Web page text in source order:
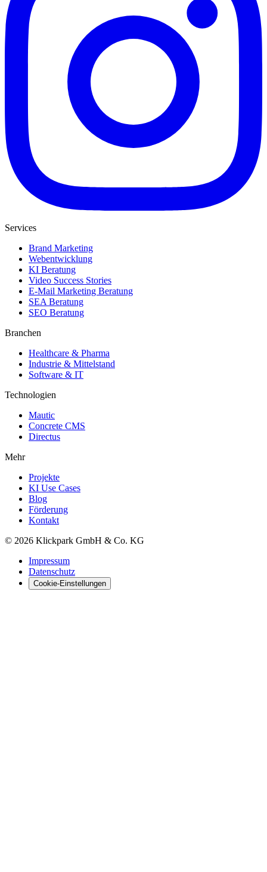
Services
Brand Marketing
Webentwicklung
KI Beratung
Video Success Stories
E-Mail Marketing Beratung
SEA Beratung
SEO Beratung
Branchen
Healthcare & Pharma
Industrie & Mittelstand
Software & IT
Technologien
Mautic
Concrete CMS
Directus
Mehr
Projekte
KI Use Cases
Blog
Förderung
Kontakt
© 2026 Klickpark GmbH & Co. KG
Impressum
Datenschutz
Cookie-Einstellungen